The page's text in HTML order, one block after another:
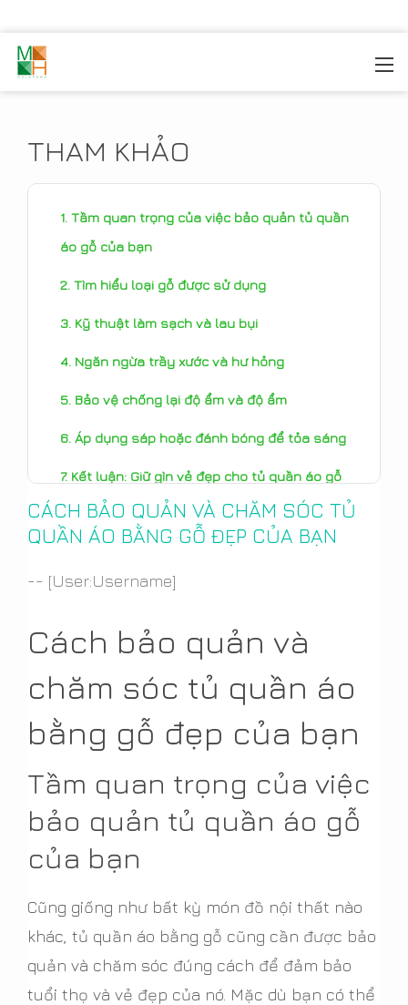
THAM KHẢO
Tầm quan trọng của việc bảo quản tủ quần
áo gỗ của bạn
Tìm hiểu loại gỗ được sử dụng
Kỹ thuật làm sạch và lau bụi
Ngăn ngừa trầy xước và hư hỏng
Bảo vệ chống lại độ ẩm và độ ẩm
Áp dụng sáp hoặc đánh bóng để tỏa sáng
Kết luận: Giữ gìn vẻ đẹp cho tủ quần áo gỗ
của bạn
CÁCH BẢO QUẢN VÀ CHĂM SÓC TỦ
QUẦN ÁO BẰNG GỖ ĐẸP CỦA BẠN
-- [User:Username]
Cách bảo quản và
chăm sóc tủ quần áo
bằng gỗ đẹp của bạn
Tầm quan trọng của việc
bảo quản tủ quần áo gỗ
của bạn
Cũng giống như bất kỳ món đồ nội thất nào
khác, tủ quần áo bằng gỗ cũng cần được bảo
quản và chăm sóc đúng cách để đảm bảo
tuổi thọ và vẻ đẹp của nó. Mặc dù bạn có thể